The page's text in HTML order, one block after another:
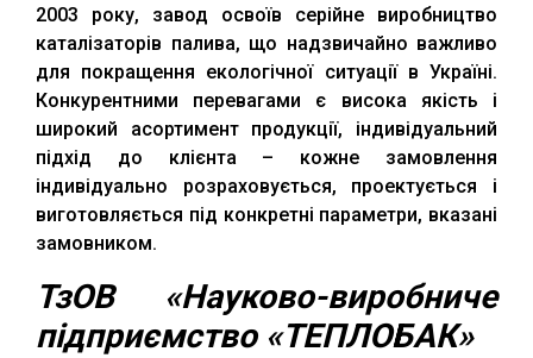
2003 року, завод освоїв серійне виробництво
каталізаторів палива, що надзвичайно важливо
для покращення екологічної ситуації в Україні.
Конкурентними перевагами є висока якість і
широкий асортимент продукції, індивідуальний
підхід до клієнта – кожне замовлення
індивідуально розраховується, проектується і
виготовляється під конкретні параметри, вказані
замовником.
ТзОВ «Науково-виробниче
підприємство «ТЕПЛОБАК»